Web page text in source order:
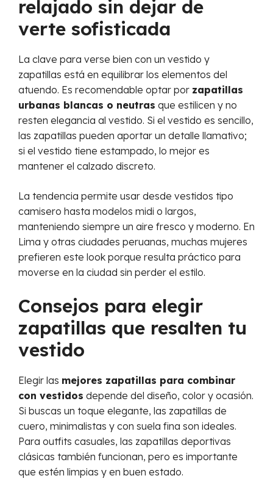
relajado sin dejar de
verte sofisticada
La clave para verse bien con un vestido y
zapatillas está en equilibrar los elementos del
atuendo. Es recomendable optar por zapatillas
urbanas blancas o neutras que estilicen y no
resten elegancia al vestido. Si el vestido es sencillo,
las zapatillas pueden aportar un detalle llamativo;
si el vestido tiene estampado, lo mejor es
mantener el calzado discreto.
La tendencia permite usar desde vestidos tipo
camisero hasta modelos midi o largos,
manteniendo siempre un aire fresco y moderno. En
Lima y otras ciudades peruanas, muchas mujeres
prefieren este look porque resulta práctico para
moverse en la ciudad sin perder el estilo.
Consejos para elegir
zapatillas que resalten tu
vestido
Elegir las mejores zapatillas para combinar
con vestidos depende del diseño, color y ocasión.
Si buscas un toque elegante, las zapatillas de
cuero, minimalistas y con suela fina son ideales.
Para outfits casuales, las zapatillas deportivas
clásicas también funcionan, pero es importante
que estén limpias y en buen estado.